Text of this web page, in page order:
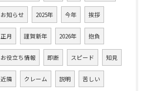
お知らせ 2025年 今年 挨拶
正月 謹賀新年 2026年 抱負
お役立ち情報 即断 スピード 知見
近隣 クレーム 説明 苦しい